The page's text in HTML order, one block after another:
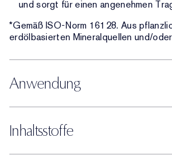
und sorgt für einen angenehmen
*Gemäß ISO-Norm 16128. Aus
erdölbasierten Mineralquellen und/
Anwendung
Inhaltsstoffe